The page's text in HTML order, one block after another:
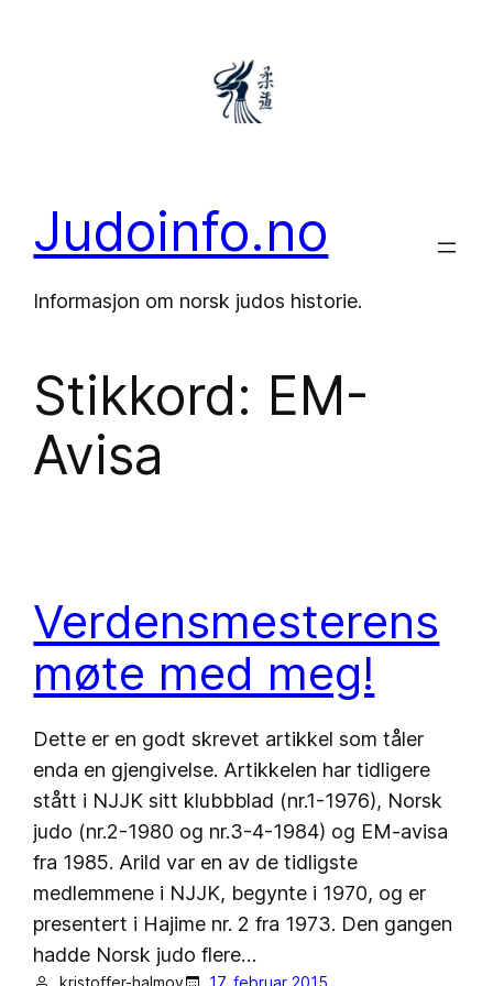
Judoinfo.no
Informasjon om norsk judos historie.
Stikkord: EM-
Avisa
Verdensmesterens
møte med meg!
Dette er en godt skrevet artikkel som tåler
enda en gjengivelse. Artikkelen har tidligere
stått i NJJK sitt klubbblad (nr.1-1976), Norsk
judo (nr.2-1980 og nr.3-4-1984) og EM-avisa
fra 1985. Arild var en av de tidligste
medlemmene i NJJK, begynte i 1970, og er
presentert i Hajime nr. 2 fra 1973. Den gangen
hadde Norsk judo flere…
kristoffer-halmoy 17. februar 2015